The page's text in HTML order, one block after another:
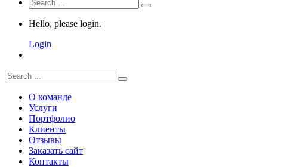
Hello, please login.
Login
О команде
Услуги
Портфолио
Клиенты
Отзывы
Заказать сайт
Контакты